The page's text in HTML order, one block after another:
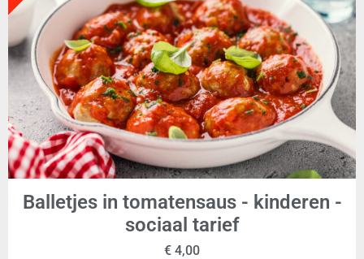
Balletjes in tomatensaus - kinderen -
sociaal tarief
€ 4,00